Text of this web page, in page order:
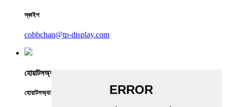
স্কাইপ
cobbchan@tp-display.com
হোয়াটসঅ্যাপ
হোয়াটসঅ্যাপ